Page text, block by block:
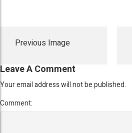
Previous Image
Leave A Comment
Your email address will not be published.
Comment: